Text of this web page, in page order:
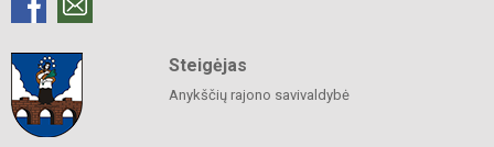
Steigėjas
Anykščių rajono savivaldybė